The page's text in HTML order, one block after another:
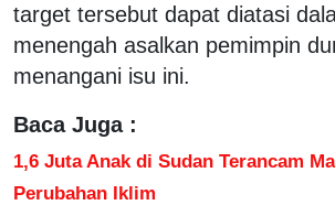
target tersebut dapat diatasi
menengah asalkan pemimpin
menangani isu ini.
Baca Juga :
1,6 Juta Anak di Sudan Terancam
Perubahan Iklim